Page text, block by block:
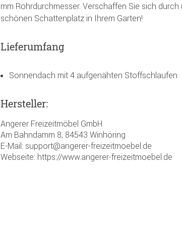
mm Rohrdurchmesser. Verschaffen Sie sich
schönen Schattenplatz in Ihrem Garten!
Lieferumfang
Sonnendach mit 4 aufgenähten Stoffschlaufen
Hersteller:
Angerer Freizeitmöbel GmbH
Am Bahndamm 8, 84543 Winhöring
E-Mail: support@angerer-freizeitmoebel.de
Webseite: https://www.angerer-freizeitmoebel.de